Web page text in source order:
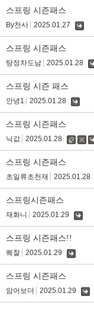
스프링 시즌패스
By천사 2025.01.27
스프링 시즌패스
탕정차도남 2025.01.28
스프링 시즌 패스
안녕1 2025.01.28
스프링 시즌패스
닉값 2025.01.28
수
삭
스프링 시즌패스
초일류초천재 2025.01.28
스프링시즌패스
재화니 2025.01.29
스프링 시즌패스!!
퀘찰 2025.01.29
스프링 시즌패스
암어보더 2025.01.29